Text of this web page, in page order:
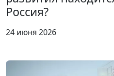
Россия?
24 июня 2026
Что дает
духовная трапеза» для
общества сегодня?